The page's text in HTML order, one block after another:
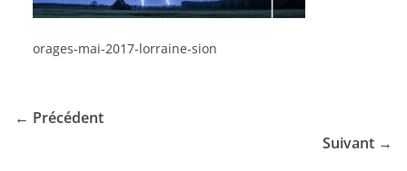
orages-mai-2017-lorraine-sion
← Précédent
Suivant →